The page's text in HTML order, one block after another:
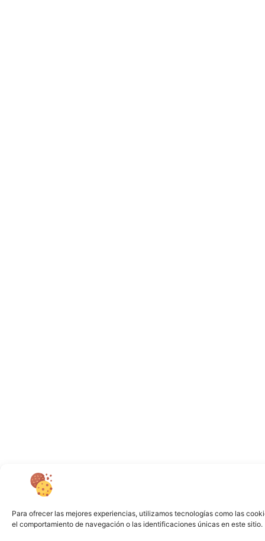
Para ofrecer las mejores experiencias, utilizamos tecnologías como las
el comportamiento de navegación o las identificaciones únicas en este